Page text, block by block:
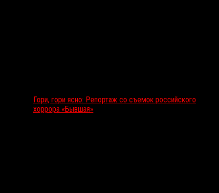
Гори, гори ясно: Репортаж со съемок российского
хоррора «Бывшая»